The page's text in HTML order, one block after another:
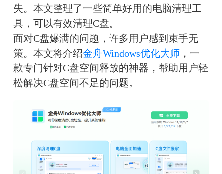
失。本文整理了一些简单好用的电脑清理工
具，可以有效清理C盘。
面对C盘爆满的问题，许多用户感到束手无
策。本文将介绍金舟Windows优化大师，一
款专门针对C盘空间释放的神器，帮助用户轻
松解决C盘空间不足的问题。